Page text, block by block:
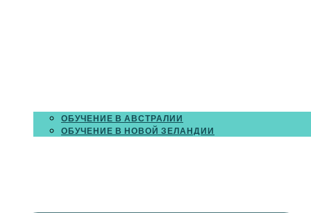
ОБУЧЕНИЕ В АВСТРАЛИИ
ОБУЧЕНИЕ В НОВОЙ ЗЕЛАНДИИ